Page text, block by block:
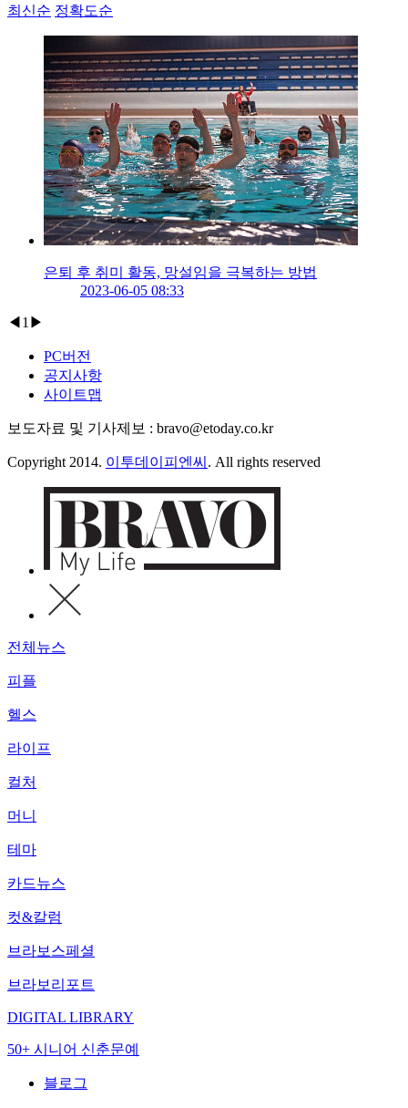
최신순 정확도순
은퇴 후 취미 활동, 망설임을 극복하는 방법
2023-06-05 08:33
◀ 1 ▶
PC버전
공지사항
사이트맵
보도자료 및 기사제보 : bravo@etoday.co.kr
Copyright 2014. 이투데이피엔씨 . All rights reserved
전체뉴스
피플
헬스
라이프
컬처
머니
테마
카드뉴스
컷&칼럼
브라보스페셜
브라보리포트
DIGITAL LIBRARY
50+ 시니어 신춘문예
블로그